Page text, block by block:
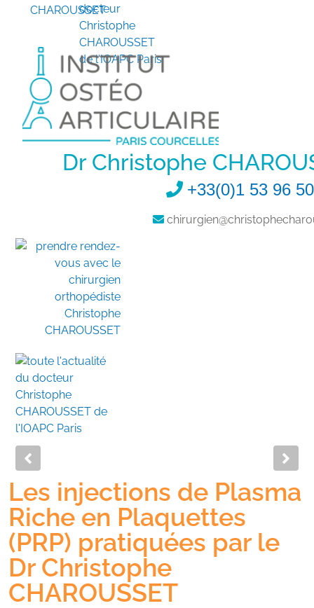
Dr Christophe
+33(0)1 53 96
Previous
Les injections de Plasma
Riche en Plaquettes
(PRP) pratiquées par le
Dr Christophe
CHAROUSSET